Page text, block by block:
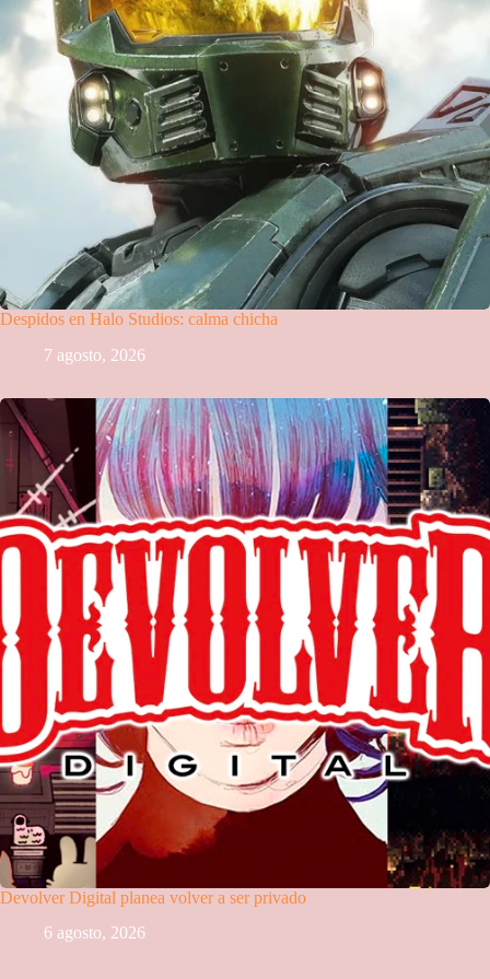
Despidos en Halo Studios: calma chicha
7 agosto, 2026
Devolver Digital planea volver a ser privado
6 agosto, 2026